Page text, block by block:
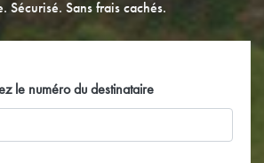
Sécurisé. Sans frais cachés.
le numéro du destinataire